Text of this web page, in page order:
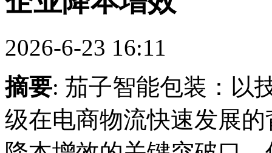
2026-6-23 16:11
摘要: 茄子智能包装：以
级在电商物流快速发展